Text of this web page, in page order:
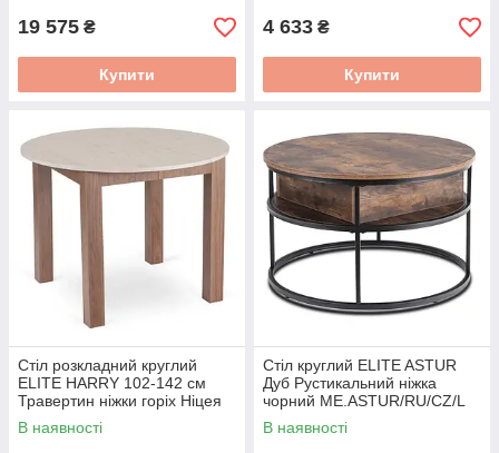
19 575 ₴
Купити
4 633 ₴
Купити
Стіл розкладний круглий
ELITE HARRY 102-142 см
Травертин ніжки горіх Ніцея
W.HARRY/TRAW/ONI/S
В наявності
Стіл круглий ELITE ASTUR
Дуб Рустикальний ніжка
чорний ME.ASTUR/RU/CZ/L
В наявності